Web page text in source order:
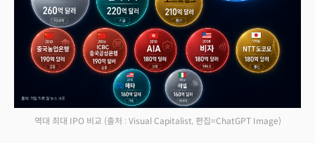
역대 최대 IPO 비교 (출처 : Visual Capitalist, 편집=ChatGPT Image)